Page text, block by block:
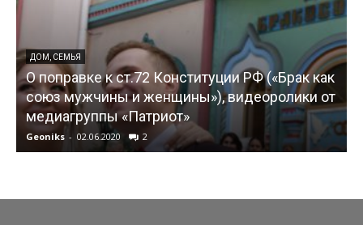
ДОМ, СЕМЬЯ
О поправке к ст.72 Конституции РФ («Брак как
союз мужчины и женщины»), видеоролики от
медиагруппы «Патриот»
Geoniks - 02.06.2020 2